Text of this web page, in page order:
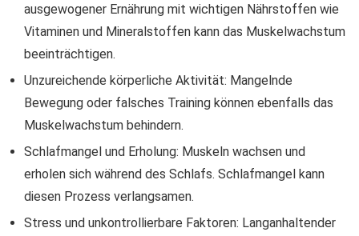
ausgewogener Ernährung mit wichtigen Nährstoffen wie
Vitaminen und Mineralstoffen kann das Muskelwachstum
beeinträchtigen.
Unzureichende körperliche Aktivität: Mangelnde
Bewegung oder falsches Training können ebenfalls das
Muskelwachstum behindern.
Schlafmangel und Erholung: Muskeln wachsen und
erholen sich während des Schlafs. Schlafmangel kann
diesen Prozess verlangsamen.
Stress und unkontrollierbare Faktoren: Langanhaltender